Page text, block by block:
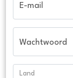
E-mail
Wachtwoord
Land